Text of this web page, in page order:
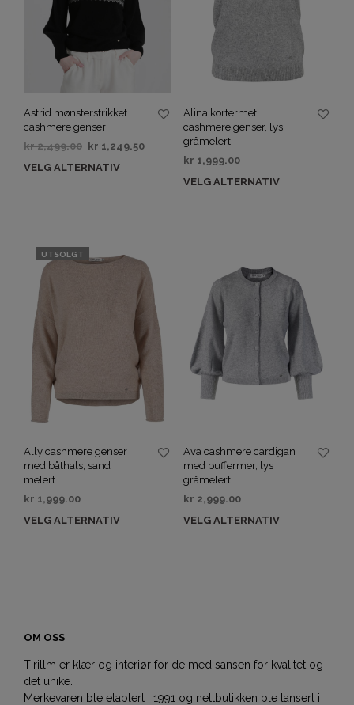
Astrid mønsterstrikket
cashmere genser
kr2,499.00 kr 1,249.50
VELG ALTERNATIV
Alina kortermet
cashmere genser, lys
gråmelert
kr 1,999.00
VELG ALTERNATIV
UTSOLGT
Ally cashmere genser
med båthals, sand
melert
kr 1,999.00
VELG ALTERNATIV
Ava cashmere cardigan
med puffermer, lys
gråmelert
kr 2,999.00
VELG ALTERNATIV
OM OSS
Tirillm er klær og interiør for de med sansen for kvalitet og
det unike.
Merkevaren ble etablert i 1991 og nettbutikken ble lansert i